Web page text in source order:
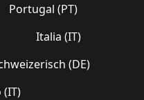
Portugal (PT)
Italia (IT)
(DE)
(IT)